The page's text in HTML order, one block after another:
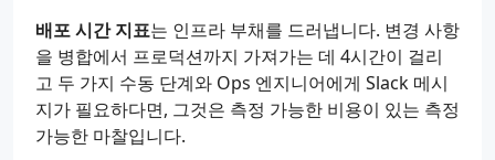
배포 시간 지표는 인프라 부채를 드러냅니다. 변경 사항
을 병합에서 프로덕션까지 가져가는 데 4시간이 걸리
고 두 가지 수동 단계와 Ops 엔지니어에게 Slack 메시
지가 필요하다면, 그것은 측정 가능한 비용이 있는 측정
가능한 마찰입니다.